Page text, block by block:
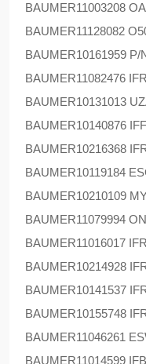
BAUMER11003208
BAUMER11128082
BAUMER10161959
BAUMER11082476
BAUMER10131013
BAUMER10140876
BAUMER10216368
BAUMER10119184
BAUMER10210109
BAUMER11079994
BAUMER11016017
BAUMER10214928
BAUMER10141537
BAUMER10155748
BAUMER11046261
BAUMER11014599